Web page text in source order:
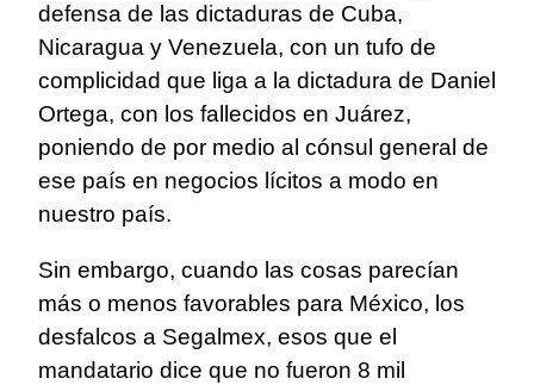
defensa de las dictaduras de Cuba,
Nicaragua y Venezuela, con un tufo de
complicidad que liga a la dictadura de Daniel
Ortega, con los fallecidos en Juárez,
poniendo de por medio al cónsul general de
ese país en negocios lícitos a modo en
nuestro país.
Sin embargo, cuando las cosas parecían
más o menos favorables para México, los
desfalcos a Segalmex, esos que el
mandatario dice que no fueron 8 mil